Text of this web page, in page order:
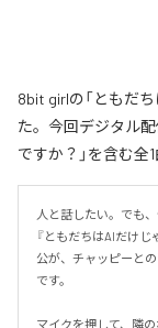
8bit girlの「ともだ
た。今回デジタル
ですか？」を含む全
人と話したい。でも
『ともだちはAIだけ
公が、チャッピーと
です。
マイクを押して、隣